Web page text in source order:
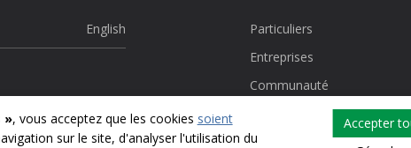
», vous acceptez que les cookies soient
sur le site, d'analyser l'utilisation du
Accepter
English
Particuliers
Entreprises
Communauté
Tous nos produits